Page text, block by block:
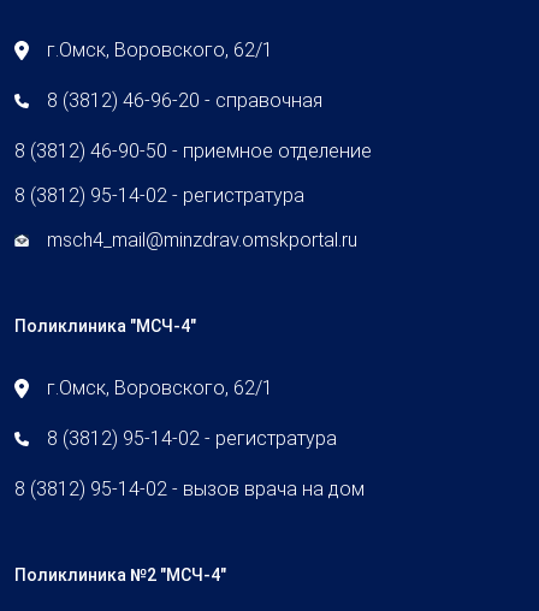
г.Омск, Воровского, 62/1
8 (3812) 46-96-20 - справочная
8 (3812) 46-90-50 - приемное отделение
8 (3812) 95-14-02 - регистратура
msch4_mail@minzdrav.omskportal.ru
Поликлиника "МСЧ-4"
г.Омск, Воровского, 62/1
8 (3812) 95-14-02 - регистратура
8 (3812) 95-14-02 - вызов врача на дом
Поликлиника №2 "МСЧ-4"